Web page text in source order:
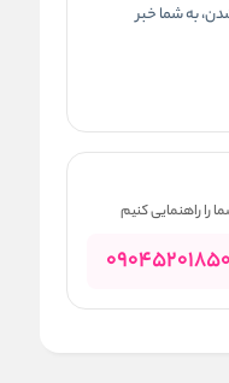
به شما خبر
را راهنمایی کنیم
09045201850